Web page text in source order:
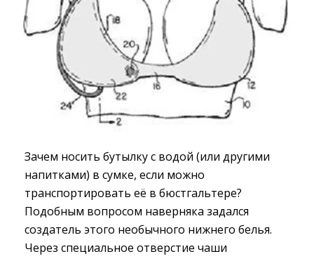
Зачем носить бутылку с водой (или другими
напитками) в сумке, если можно
транспортировать её в бюстгальтере?
Подобным вопросом наверняка задался
создатель этого необычного нижнего белья.
Через специальное отверстие чаши